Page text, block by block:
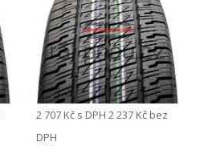
2 707 Kč s DPH 2 237 Kč bez
DPH